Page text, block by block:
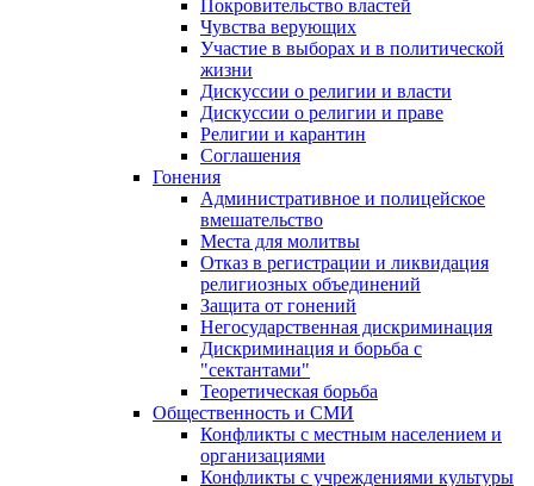
Покровительство властей
Чувства верующих
Участие в выборах и в политической
жизни
Дискуссии о религии и власти
Дискуссии о религии и праве
Религии и карантин
Соглашения
Гонения
Административное и полицейское
вмешательство
Места для молитвы
Отказ в регистрации и ликвидация
религиозных объединений
Защита от гонений
Негосударственная дискриминация
Дискриминация и борьба с
"сектантами"
Теоретическая борьба
Общественность и СМИ
Конфликты с местным населением и
организациями
Конфликты с учреждениями культуры